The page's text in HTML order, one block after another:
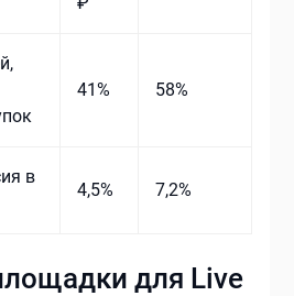
41% 58%
в
4,5% 7,2%
для Live